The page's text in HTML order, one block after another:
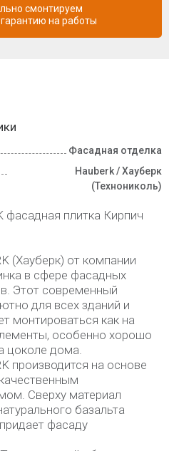
Фасадная отделка
Hauberk / Хауберк
(Технониколь)
плитка Кирпич
(Хауберк) от компании
в сфере фасадных
Этот современный
для всех зданий и
монтироваться как на
особенно хорошо
цоколе дома.
производится на основе
Сверху материал
базальта
фасаду
смонтируем
на работы